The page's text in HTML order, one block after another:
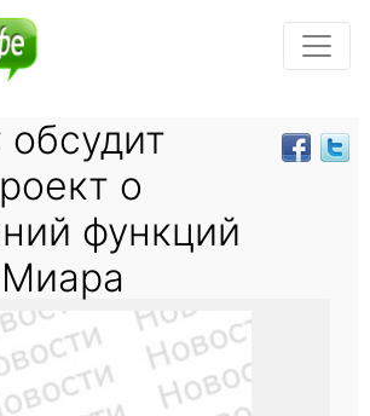
обсудит
о
функций